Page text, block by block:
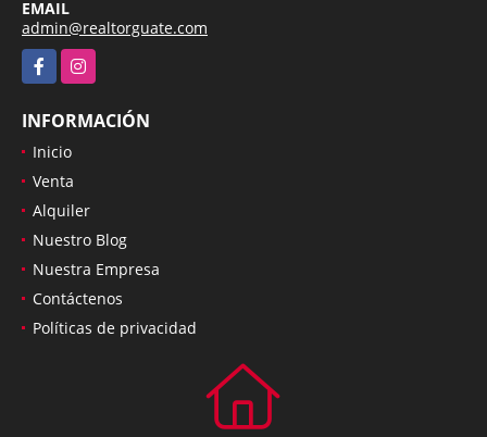
EMAIL
admin@realtorguate.com
FacebookInstagram
INFORMACIÓN
Inicio
Venta
Alquiler
Nuestro Blog
Nuestra Empresa
Contáctenos
Políticas de privacidad